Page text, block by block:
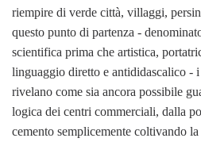
riempire di verde città, villaggi,
questo punto di partenza -
scientifica prima che artistica,
linguaggio diretto e antididascalico -
rivelano come sia ancora possibile
logica dei centri commerciali, dalla
cemento semplicemente coltivando la